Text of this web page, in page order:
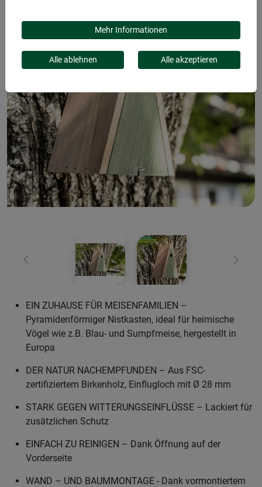
Zurück Weiter
EIN ZUHAUSE FÜR MEISENFAMILIEN –
Pyramidenförmiger Nistkasten, ideal für heimische
Vögel wie z.B. Blau- und Sumpfmeise, hergestellt in
Europa
DER NATUR NACHEMPFUNDEN – Aus FSC-
zertifiziertem Birkenholz, Einflugloch mit Ø 28 mm
STARK GEGEN WITTERUNGSEINFLÜSSE – Lackiert für
zusätzlichen Schutz
EINFACH ZU REINIGEN – Dank Öffnung auf der
Vorderseite
WAND – UND BAUMMONTAGE - Dank vormontiertem
Mehr Informationen
Alle ablehnen Alle akzeptieren